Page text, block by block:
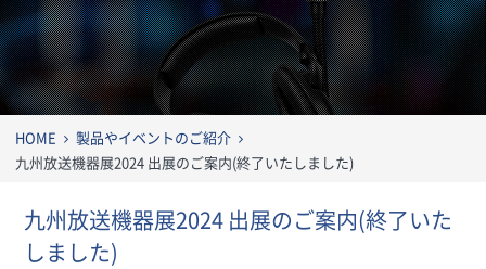
HOME
製品やイベントのご紹介
九州放送機器展2024 出展のご案内(終了いたしました)
九州放送機器展2024 出展のご案内(終了いた
しました)